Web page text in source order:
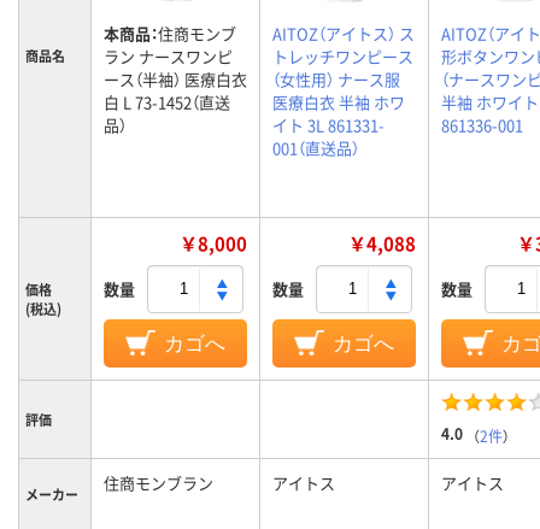
商品名
本商品：住商モンブ
ラン ナースワンピ
ース（半袖） 医療白衣
白 L 73-1452（直送
品）
AITOZ（アイトス） ス
トレッチワンピース
（女性用） ナース服
医療白衣 半袖 ホワ
イト 3L 861331-
001（直送品）
AITOZ（アイ
形ボタンワン
（ナースワン
半袖 ホワイ
861336-001
価格
(税込)
￥8,000
数量
カゴへ
￥4,088
数量
カゴへ
数量
カ
評価
4.0 （2件）
メーカー 住商モンブラン アイトス アイトス